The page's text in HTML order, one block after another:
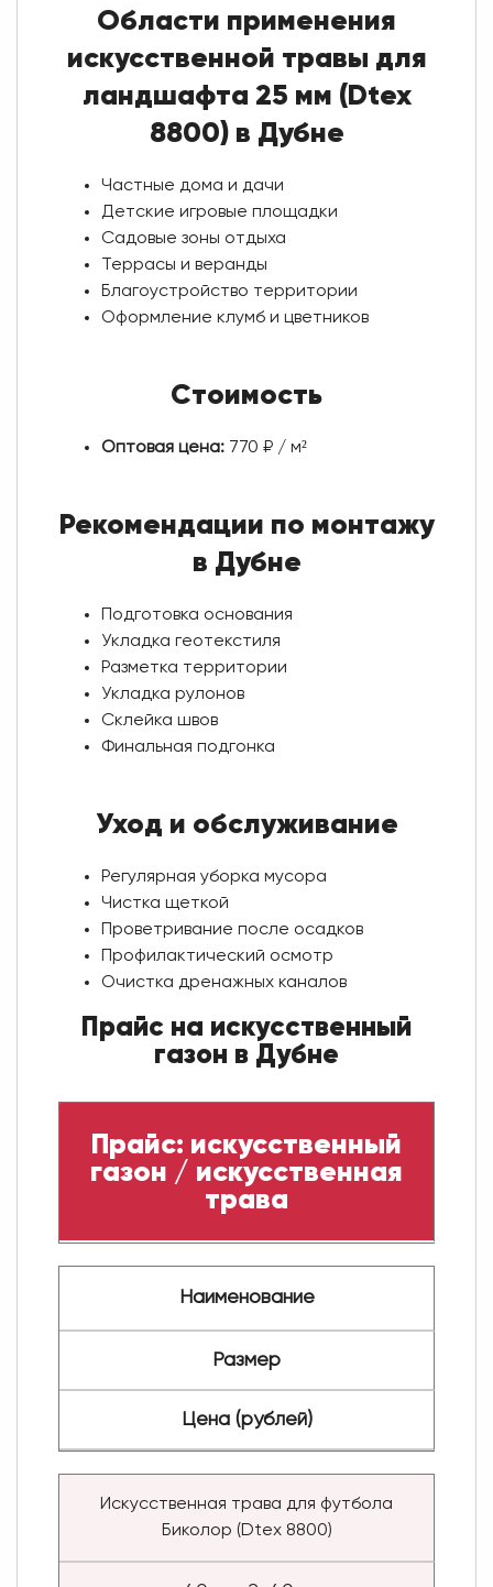
Области применения
искусственной травы для
ландшафта 25 мм (Dtex
8800) в Дубне
Частные дома и дачи
Детские игровые площадки
Садовые зоны отдыха
Террасы и веранды
Благоустройство территории
Оформление клумб и цветников
Стоимость
Оптовая цена:770 ₽ / м²
Рекомендации по монтажу
в Дубне
Подготовка основания
Укладка геотекстиля
Разметка территории
Укладка рулонов
Склейка швов
Финальная подгонка
Уход и обслуживание
Регулярная уборка мусора
Чистка щеткой
Проветривание после осадков
Профилактический осмотр
Очистка дренажных каналов
Прайс на искусственный
газон в Дубне
Прайс: искусственный
газон / искусственная
трава
Наименование
Размер
Цена (рублей)
Искусственная трава для футбола
Биколор (Dtex 8800)